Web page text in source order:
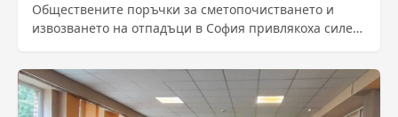
Обществените поръчки за сметопочистването и
извозването на отпадъци в София привлякоха силен
15 оферти...